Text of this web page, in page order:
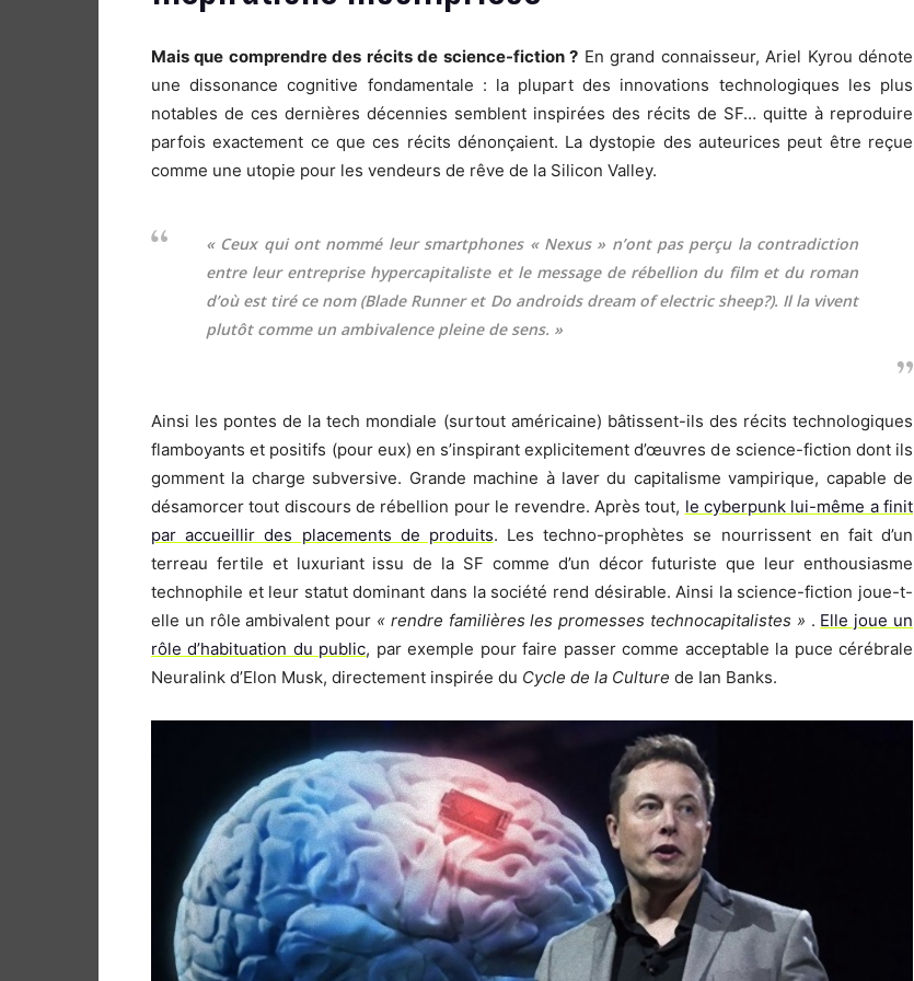
Mais que comprendre des récits de science-fiction ? En grand connaisseur, Ariel Kyrou dénote
une dissonance cognitive fondamentale : la plupart des innovations technologiques les plus
notables de ces dernières décennies semblent inspirées des récits de SF… quitte à reproduire
parfois exactement ce que ces récits dénonçaient. La dystopie des auteurices peut être reçue
comme une utopie pour les vendeurs de rêve de la Silicon Valley.
« Ceux qui ont nommé leur smartphones « Nexus » n’ont pas perçu la contradiction
entre leur entreprise hypercapitaliste et le message de rébellion du film et du roman
d’où est tiré ce nom (Blade Runner et Do androids dream of electric sheep?). Il la vivent
plutôt comme un ambivalence pleine de sens. »
Ainsi les pontes de la tech mondiale (surtout américaine) bâtissent-ils des récits technologiques
flamboyants et positifs (pour eux) en s’inspirant explicitement d’œuvres de science-fiction dont ils
gomment la charge subversive. Grande machine à laver du capitalisme vampirique, capable de
désamorcer tout discours de rébellion pour le revendre. Après tout, le cyberpunk lui-même a finit
par accueillir des placements de produits. Les techno-prophètes se nourrissent en fait d’un
terreau fertile et luxuriant issu de la SF comme d’un décor futuriste que leur enthousiasme
technophile et leur statut dominant dans la société rend désirable. Ainsi la science-fiction joue-t-
elle un rôle ambivalent pour « rendre familières les promesses technocapitalistes » . Elle joue un
rôle d’habituation du public, par exemple pour faire passer comme acceptable la puce cérébrale
Neuralink d’Elon Musk, directement inspirée du Cycle de la Culture de Ian Banks.